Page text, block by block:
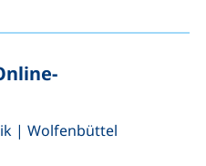
| Wolfenbüttel